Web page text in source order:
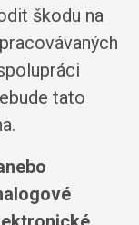
škodu na
tato